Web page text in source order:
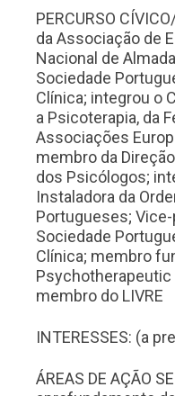
PERCURSO
da Associação de
Nacional de
Sociedade
Clínica; integrou o
a Psicoterapia, da
Associações
membro da
dos Psicólogos;
Instaladora da
Portugueses;
Sociedade
Clínica; membro
Psychotherapeutic
membro do LIVRE
INTERESSES: (a
ÁREAS DE AÇÃO